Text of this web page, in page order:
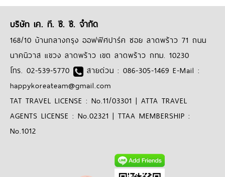
บริษัท เค. ที. ซี. ซี. จำกัด
168/10 บ้านกลางกรุง ออฟฟิศปาร์ค ซอย ลาดพร้าว 71 ถนน
นาคนิวาส แขวง ลาดพร้าว เขต ลาดพร้าว กทม. 10230
โทร. 02-539-5770
สายด่วน : 086-305-1469 E-Mail :
happykoreateam@gmail.com
TAT TRAVEL LICENSE : No.11/03301 | ATTA TRAVEL
AGENTS LICENSE : No.02321 | TTAA MEMBERSHIP :
No.1012